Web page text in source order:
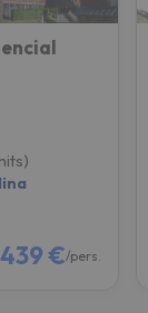
439 €/pers.